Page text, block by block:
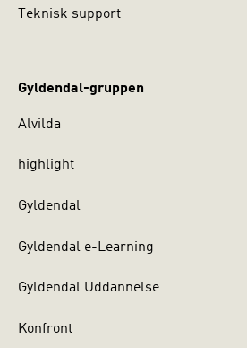
Teknisk support
Gyldendal-gruppen
Alvilda
highlight
Gyldendal
Gyldendal e-Learning
Gyldendal Uddannelse
Konfront